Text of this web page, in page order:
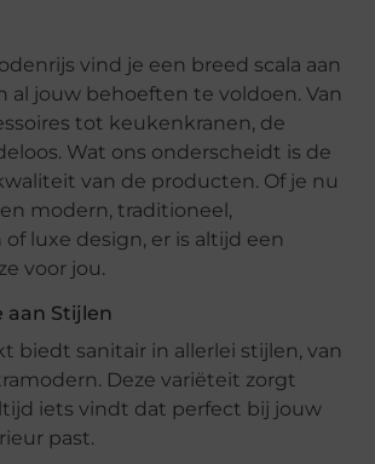
vind je een breed scala aan
al jouw behoeften te voldoen. Van
tot keukenkranen, de
Wat ons onderscheidt is de
van de producten. Of je nu
modern, traditioneel,
luxe design, er is altijd een
voor jou.
aan Stijlen
biedt sanitair in allerlei stijlen, van
Deze variëteit zorgt
iets vindt dat perfect bij jouw
past.